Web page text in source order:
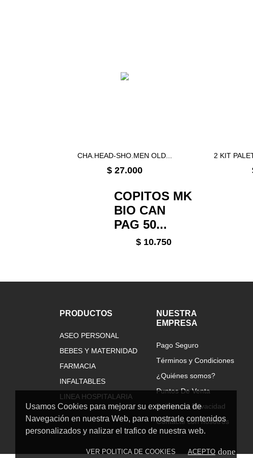
Usamos Cookies para mejorar su experiencia de
Navegación en nuestra Web, para mostrarle contenidos
personalizados y nalizar el trafico de nuestra web.
VER POLITICA DE COOKIES ACEPTO done
CHA.HEAD-SHO.MEN OLD...
Precio
$ 27.000
2 KIT
COPITOS MK
BIO CAN
PAG 50...
$ 10.750
PRODUCTOS
ASEO PERSONAL
BEBES Y MATERNIDAD
FARMACIA
INFALTABLES
LINEA HOSPITALARIA
NUESTRA
EMPRESA
Pago Seguro
Términos y Condiciones
¿Quiénes somos?
Puntos De Venta
Política de Privacidad
Contacte con nosotros